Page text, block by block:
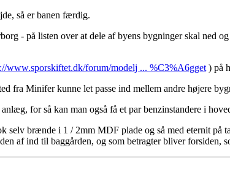
så er banen færdig.
- på listen over at dele af byens bygninger skal ned
www.sporskiftet.dk/forum/modelj ... %C3%A6gget ) på
fra Minifer kunne let passe ind mellem andre højere
for så kan man også få et par benzinstandere i
brænde i 1 / 2mm MDF plade og så med eternit på
af ind til baggården, og som betragter bliver forsiden,